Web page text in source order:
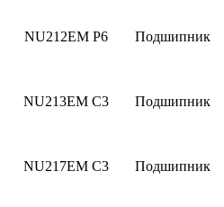
NU212EM P6 Подшипник
NU213EM C3 Подшипник
NU217EM C3 Подшипник